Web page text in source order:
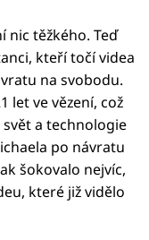
nic těžkého. Teď
kteří točí videa
na svobodu.
let ve vězení, což
a technologie
po návratu
šokovalo nejvíc,
které již vidělo